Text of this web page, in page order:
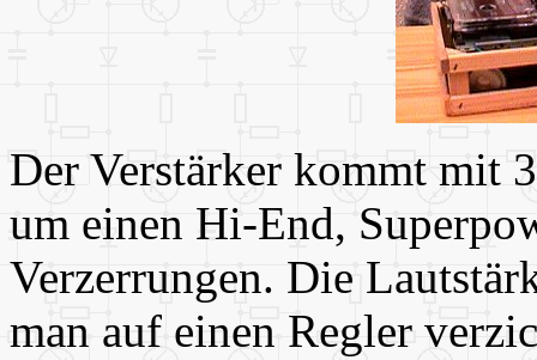
Der Verstärker kommt mit
um einen Hi-End,
Verzerrungen. Die
man auf einen Regler